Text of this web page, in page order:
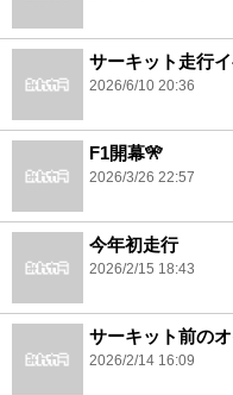
サーキット走行
2026/6/10 20:36
F1開幕🎌
2026/3/26 22:57
今年初走行
2026/2/15 18:43
サーキット前の
2026/2/14 16:09